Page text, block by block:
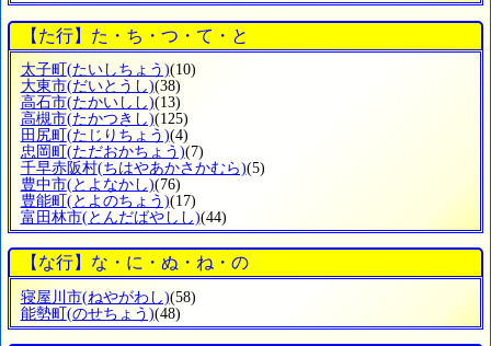
【た行】た・ち・つ・て・と
太子町 (たいしちょう)(10)
大東市(だいとうし)(38)
高石市(たかいしし)(13)
高槻市(たかつきし)(125)
田尻町 (たじりちょう)(4)
忠岡町 (ただおかちょう)(7)
千早赤阪村(ちはやあかさかむら)(5)
豊中市(とよなかし)(76)
豊能町 (とよのちょう)(17)
富田林市(とんだばやしし)(44)
【な行】な・に・ぬ・ね・の
寝屋川市(ねやがわし)(58)
能勢町(のせちょう)(48)